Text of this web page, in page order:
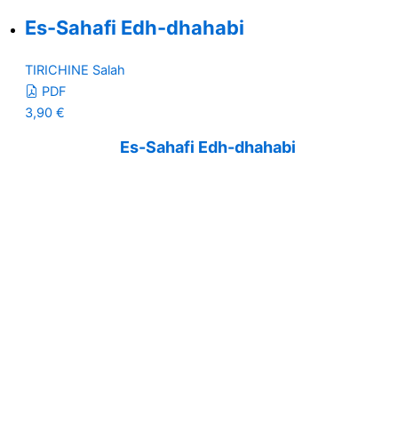
Es-Sahafi Edh-dhahabi
TIRICHINE Salah
PDF
3,90 €
Es-Sahafi Edh-dhahabi